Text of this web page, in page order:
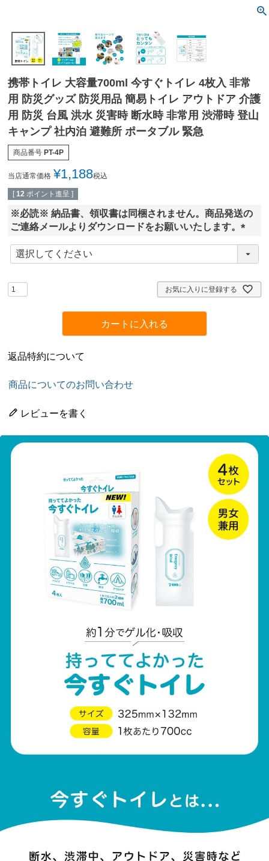
携帯トイレ 大容量700ml 今すぐトイレ 4枚入 非常
用 防災グッズ 防災用品 簡易トイレ アウトドア 介護
用 防災 台風 洪水 災害時 断水時 非常用 渋滞時 登山
キャンプ 社内泊 避難所 ポータブル 緊急
商品番号 PT-4P
当店通常価格 ¥1,188税込
[ 12 ポイント進呈 ]
※必読※ 納品書、領収書は同梱されません。商品発送の
ご連絡メールよりダウンロードをお願いいたします。
(
必
)
お気に入りに登録する
カートに入れる
返品特約について
商品についてのお問い合わせ
レビューを書く